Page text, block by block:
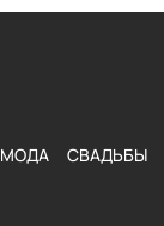
МОДА СВАДЬБЫ